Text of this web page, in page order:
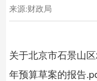
来源:财政局
关于北京市石景山
年预算草案的报告